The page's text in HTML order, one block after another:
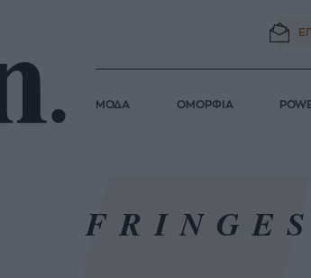
ΜΟΔΑ ΟΜΟΡΦΙΑ
FRINGES